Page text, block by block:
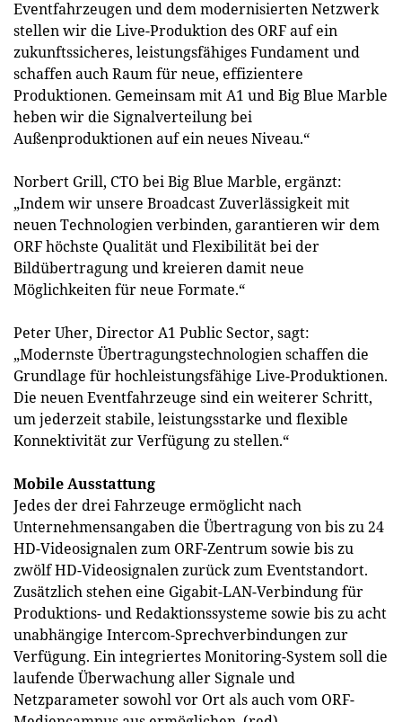
Eventfahrzeugen und dem modernisierten Netzwerk
stellen wir die Live-Produktion des ORF auf ein
zukunftssicheres, leistungsfähiges Fundament und
schaffen auch Raum für neue, effizientere
Produktionen. Gemeinsam mit A1 und Big Blue Marble
heben wir die Signalverteilung bei
Außenproduktionen auf ein neues Niveau.“
Norbert Grill, CTO bei Big Blue Marble, ergänzt:
„Indem wir unsere Broadcast Zuverlässigkeit mit
neuen Technologien verbinden, garantieren wir dem
ORF höchste Qualität und Flexibilität bei der
Bildübertragung und kreieren damit neue
Möglichkeiten für neue Formate.“
Peter Uher, Director A1 Public Sector, sagt:
„Modernste Übertragungstechnologien schaffen die
Grundlage für hochleistungsfähige Live-Produktionen.
Die neuen Eventfahrzeuge sind ein weiterer Schritt,
um jederzeit stabile, leistungsstarke und flexible
Konnektivität zur Verfügung zu stellen.“
Mobile Ausstattung
Jedes der drei Fahrzeuge ermöglicht nach
Unternehmensangaben die Übertragung von bis zu 24
HD-Videosignalen zum ORF-Zentrum sowie bis zu
zwölf HD-Videosignalen zurück zum Eventstandort.
Zusätzlich stehen eine Gigabit-LAN-Verbindung für
Produktions- und Redaktionssysteme sowie bis zu acht
unabhängige Intercom-Sprechverbindungen zur
Verfügung. Ein integriertes Monitoring-System soll die
laufende Überwachung aller Signale und
Netzparameter sowohl vor Ort als auch vom ORF-